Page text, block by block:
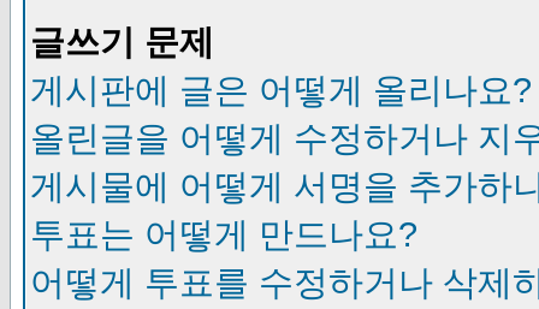
글쓰기 문제
게시판에 글은 어떻게 올리나요?
올린글을 어떻게 수정하거나 지
게시물에 어떻게 서명을 추가하
투표는 어떻게 만드나요?
어떻게 투표를 수정하거나 삭제